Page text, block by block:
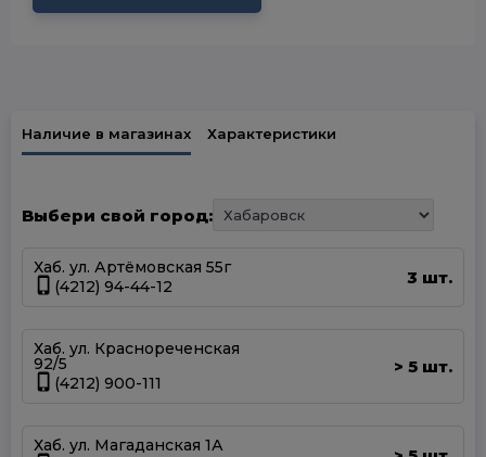
Наличие в магазинах Характеристики
Выбери свой город:
Хаб. ул. Артёмовская 55г
(4212) 94-44-12
3 шт.
Хаб. ул. Краснореченская
92/5
(4212) 900-111
> 5 шт.
Хаб. ул. Магаданская 1А